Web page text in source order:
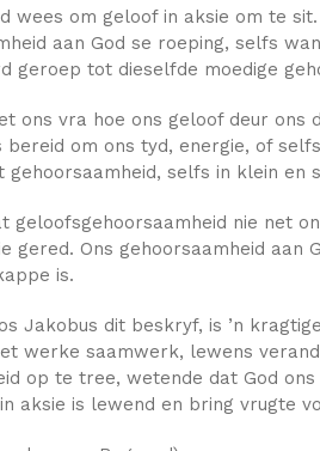
wees om geloof in aksie om te
aan God se roeping, selfs
geroep tot dieselfde moedige
ons vra hoe ons geloof deur
bereid om ons tyd, energie, of
gehoorsaamheid, selfs in klein en
geloofsgehoorsaamheid nie net
gered. Ons gehoorsaamheid aan
is.
Jakobus dit beskryf, is ’n
werke saamwerk, lewens
op te tree, wetende dat God
aksie is lewend en bring vrugte